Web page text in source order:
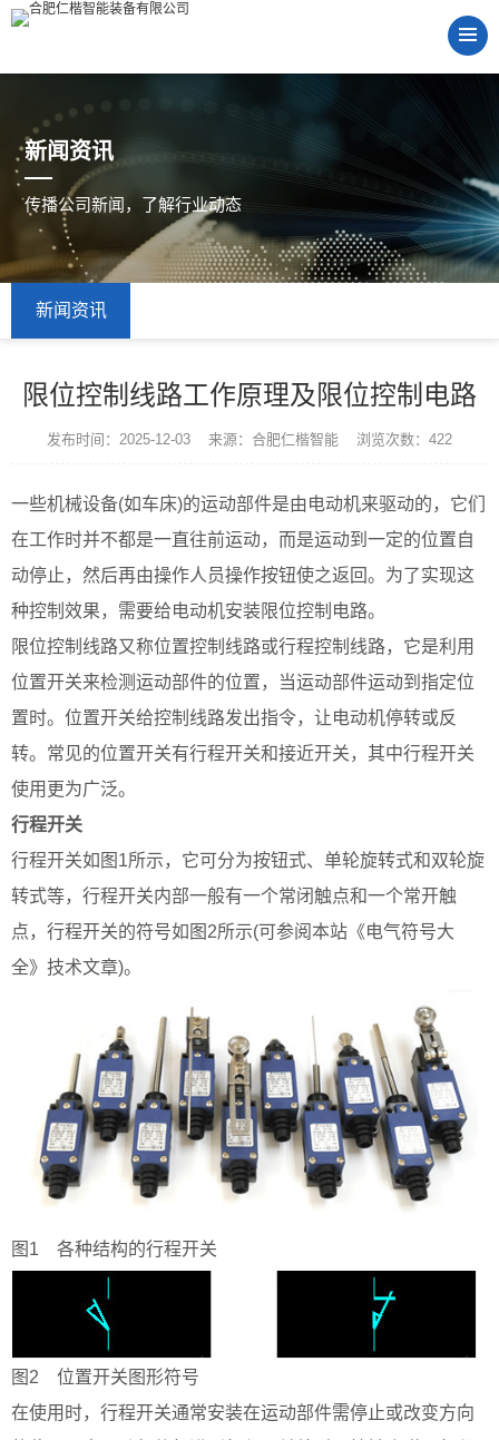
新闻资讯
传播公司新闻，了解行业动态
新闻资讯
限位控制线路工作原理及限位控制电路
发布时间：2025-12-03 来源：合肥仁楷智能 浏览次数：422
一些机械设备(如车床)的运动部件是由电动机来驱动的，它们
在工作时并不都是一直往前运动，而是运动到一定的位置自
动停止，然后再由操作人员操作按钮使之返回。为了实现这
种控制效果，需要给电动机安装限位控制电路。
限位控制线路又称位置控制线路或行程控制线路，它是利用
位置开关来检测运动部件的位置，当运动部件运动到指定位
置时。位置开关给控制线路发出指令，让电动机停转或反
转。常见的位置开关有行程开关和接近开关，其中行程开关
使用更为广泛。
行程开关
行程开关如图1所示，它可分为按钮式、单轮旋转式和双轮旋
转式等，行程开关内部一般有一个常闭触点和一个常开触
点，行程开关的符号如图2所示(可参阅本站《电气符号大
全》技术文章)。
图1 各种结构的行程开关
图2 位置开关图形符号
在使用时，行程开关通常安装在运动部件需停止或改变方向